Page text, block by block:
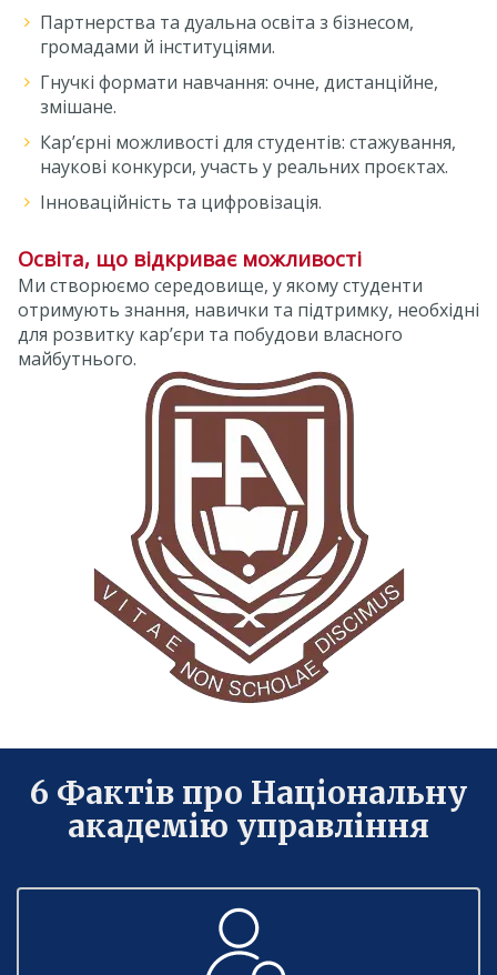
Партнерства та дуальна освіта з бізнесом,
громадами й інституціями.
Гнучкі формати навчання: очне, дистанційне,
змішане.
Кар’єрні можливості для студентів: стажування,
наукові конкурси, участь у реальних проєктах.
Інноваційність та цифровізація.
Освіта, що відкриває можливості
Ми створюємо середовище, у якому студенти
отримують знання, навички та підтримку, необхідні
для розвитку кар’єри та побудови власного
майбутнього.
6 Фактів про Національну
академію управління